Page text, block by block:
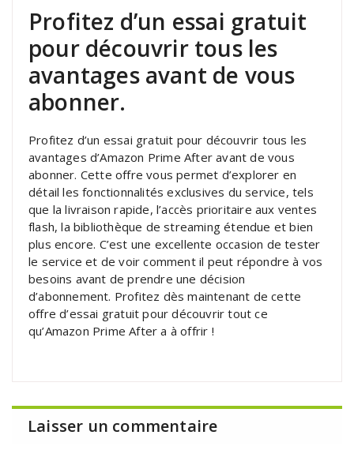
Profitez d’un essai gratuit
pour découvrir tous les
avantages avant de vous
abonner.
Profitez d’un essai gratuit pour découvrir tous les
avantages d’Amazon Prime After avant de vous
abonner. Cette offre vous permet d’explorer en
détail les fonctionnalités exclusives du service, tels
que la livraison rapide, l’accès prioritaire aux ventes
flash, la bibliothèque de streaming étendue et bien
plus encore. C’est une excellente occasion de tester
le service et de voir comment il peut répondre à vos
besoins avant de prendre une décision
d’abonnement. Profitez dès maintenant de cette
offre d’essai gratuit pour découvrir tout ce
qu’Amazon Prime After a à offrir !
Laisser un commentaire